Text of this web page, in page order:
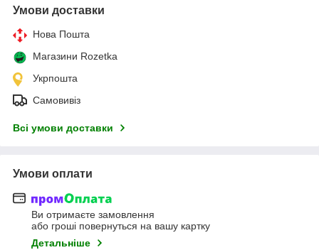
Умови доставки
Нова Пошта
Магазини Rozetka
Укрпошта
Самовивіз
Всі умови доставки
Умови оплати
Ви отримаєте замовлення
або гроші повернуться на вашу картку
Детальніше